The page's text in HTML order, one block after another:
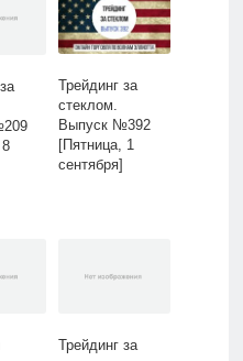
Трейдинг за
стеклом.
Выпуск №392
[Пятница, 1
сентября]
Трейдинг за